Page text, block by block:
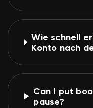
Wie schnell
Konto nach
Can I put
pause?